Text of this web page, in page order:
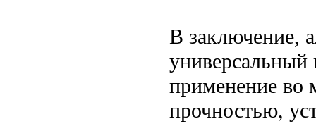
В заключение,
применение во
прочностью,